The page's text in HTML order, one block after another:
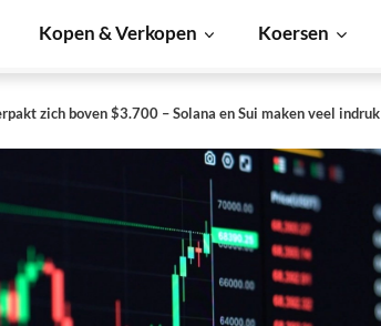
Kopen & Verkopen Koersen
zich boven $3.700 – Solana en Sui maken veel indruk